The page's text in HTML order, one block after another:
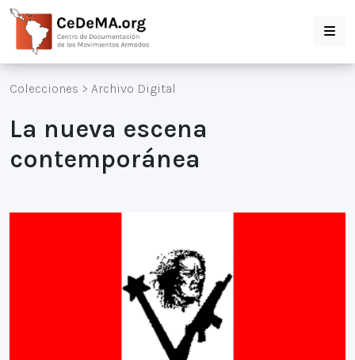
Colecciones > Archivo Digital
La nueva escena
contemporánea